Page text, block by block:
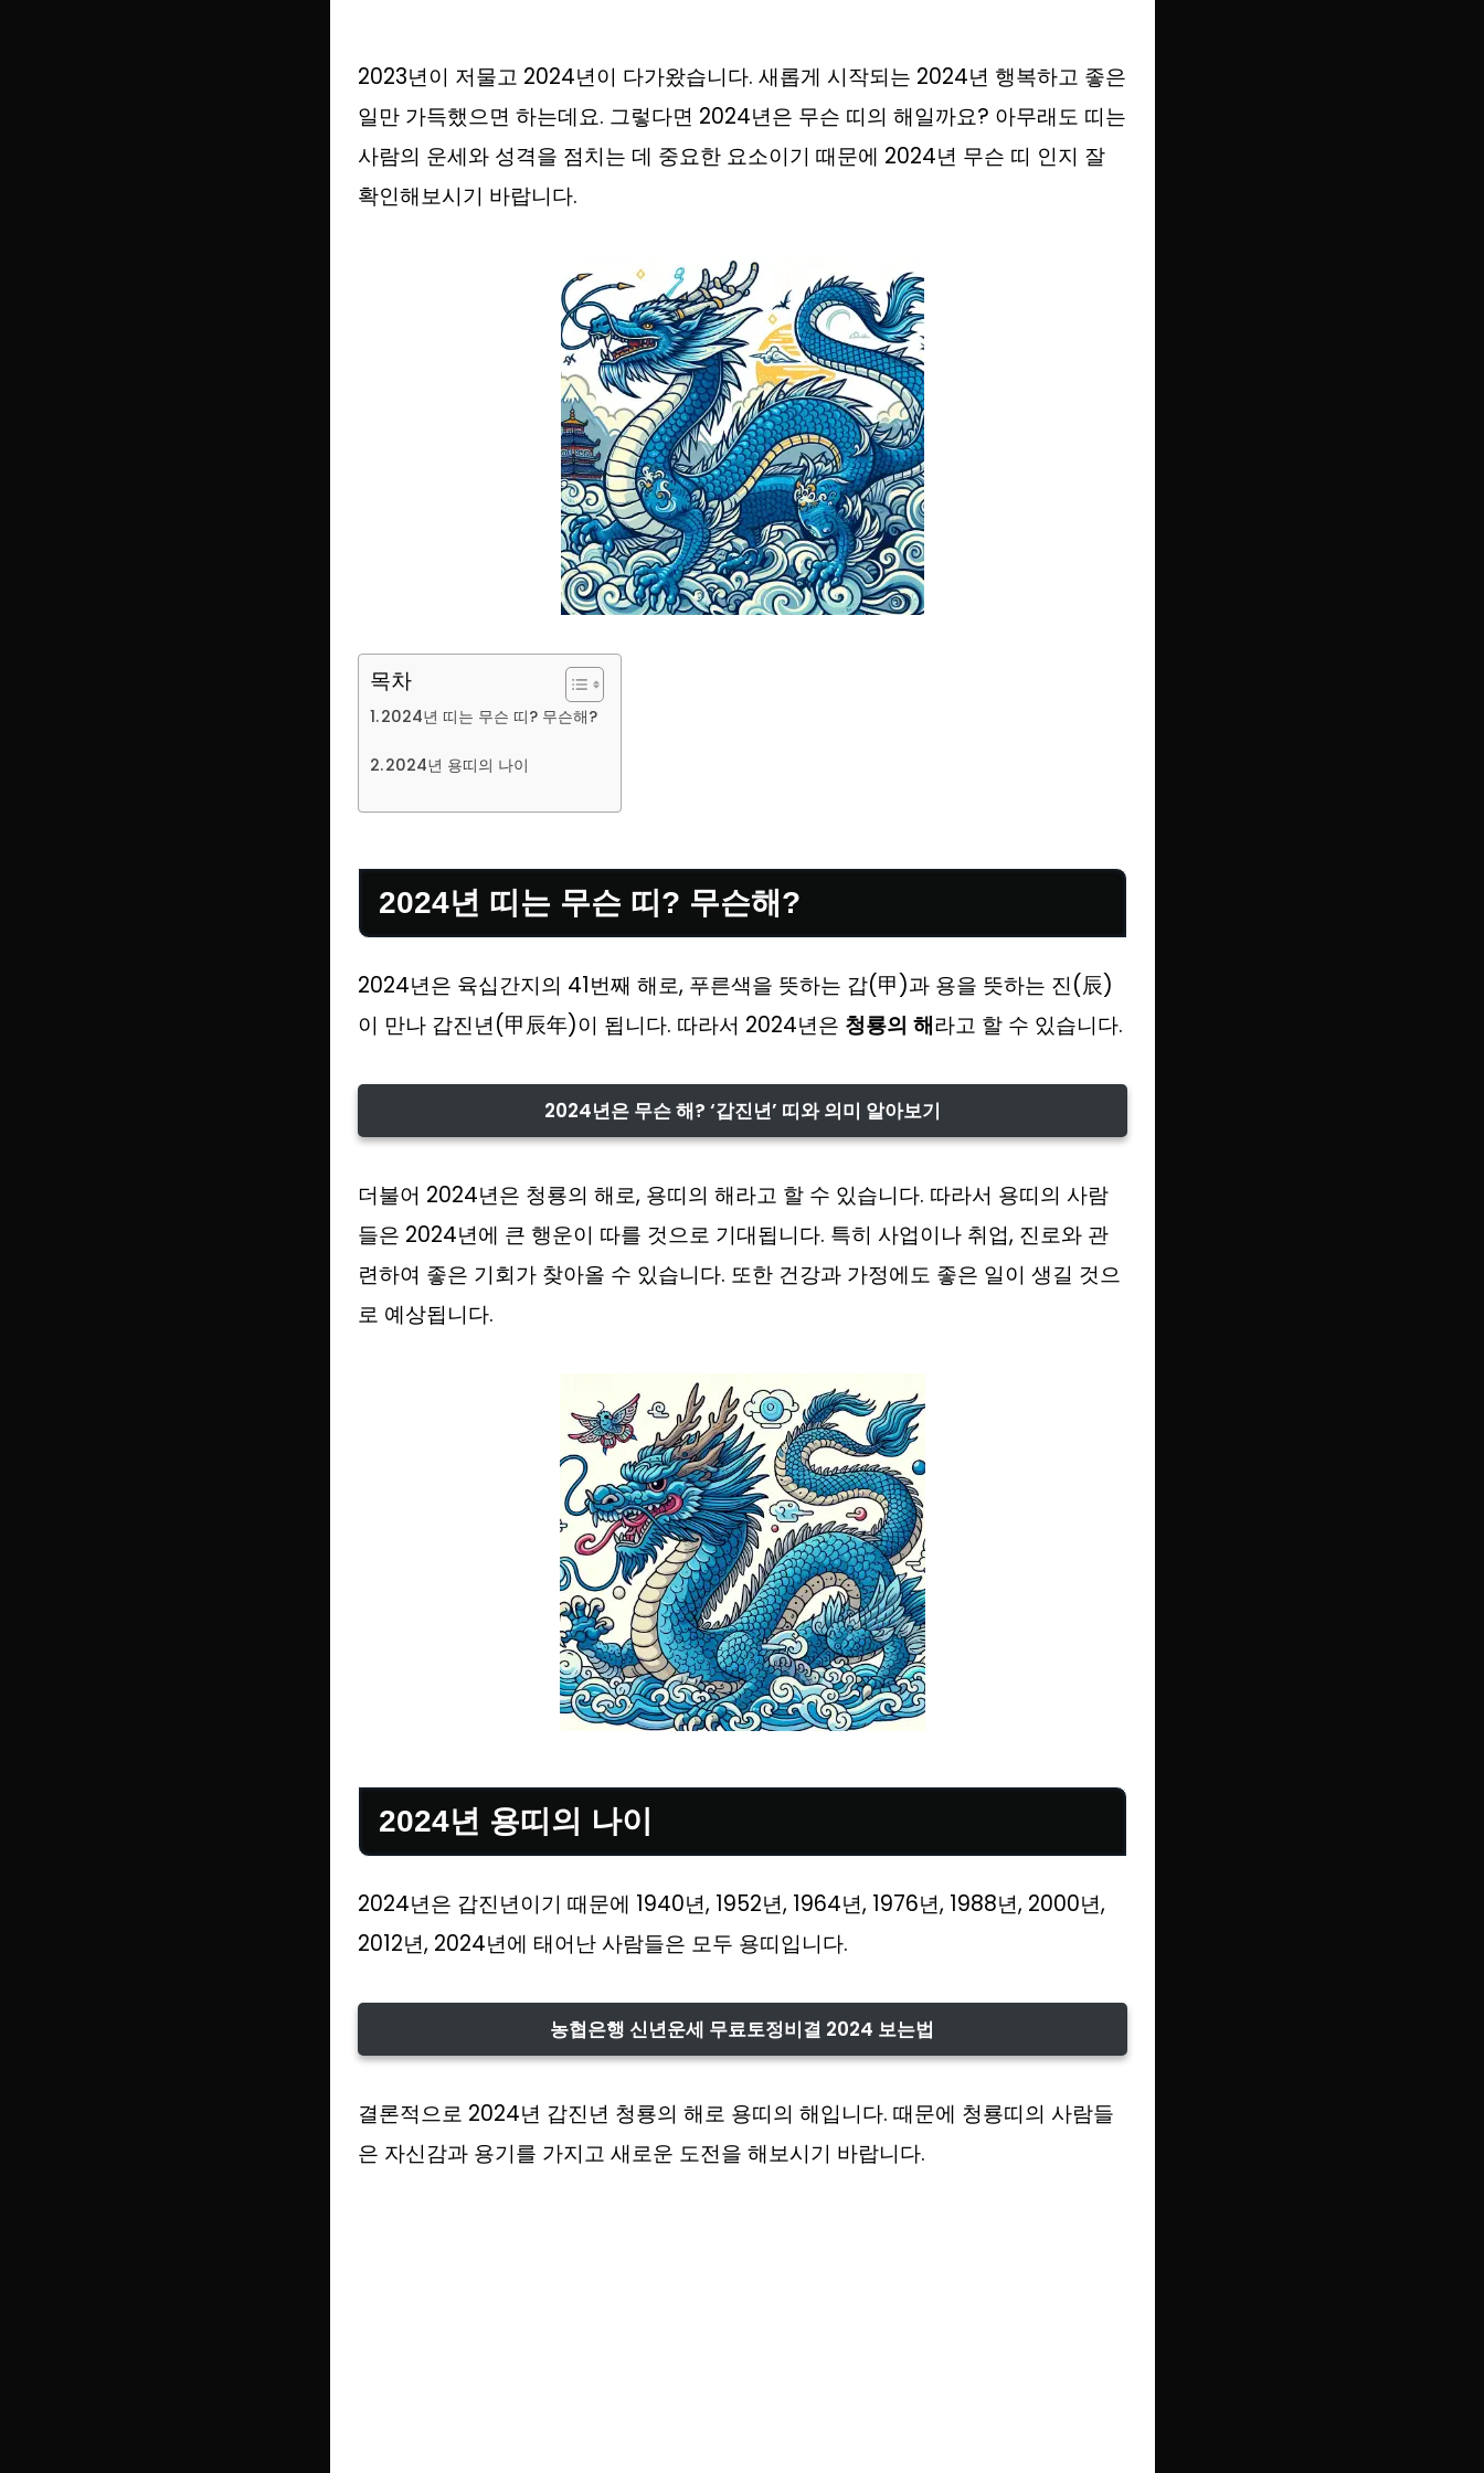
2023년이 저물고 2024년이 다가왔습니다. 새롭게 시작되는 2024년 행복하고 좋은
일만 가득했으면 하는데요. 그렇다면 2024년은 무슨 띠의 해일까요? 아무래도 띠는
사람의 운세와 성격을 점치는 데 중요한 요소이기 때문에 2024년 무슨 띠 인지 잘
확인해보시기 바랍니다.
목차
2024년 띠는 무슨 띠? 무슨해?
2024년 용띠의 나이
2024년 띠는 무슨 띠? 무슨해?
2024년은 육십간지의 41번째 해로, 푸른색을 뜻하는 갑(甲)과 용을 뜻하는 진(辰)
이 만나 갑진년(甲辰年)이 됩니다. 따라서 2024년은 청룡의 해라고 할 수 있습니다.
2024년은 무슨 해? ‘갑진년’ 띠와 의미 알아보기
더불어 2024년은 청룡의 해로, 용띠의 해라고 할 수 있습니다. 따라서 용띠의 사람
들은 2024년에 큰 행운이 따를 것으로 기대됩니다. 특히 사업이나 취업, 진로와 관
련하여 좋은 기회가 찾아올 수 있습니다. 또한 건강과 가정에도 좋은 일이 생길 것으
로 예상됩니다.
2024년 용띠의 나이
2024년은 갑진년이기 때문에 1940년, 1952년, 1964년, 1976년, 1988년, 2000년,
2012년, 2024년에 태어난 사람들은 모두 용띠입니다.
농협은행 신년운세 무료토정비결 2024 보는법
결론적으로 2024년 갑진년 청룡의 해로 용띠의 해입니다. 때문에 청룡띠의 사람들
은 자신감과 용기를 가지고 새로운 도전을 해보시기 바랍니다.